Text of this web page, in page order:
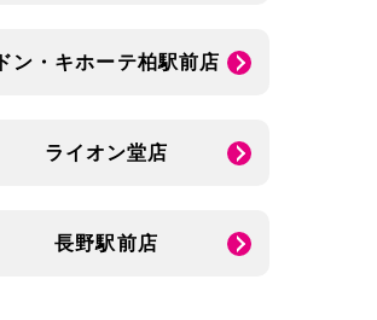
ドン・キホーテ柏駅前店
ライオン堂店
長野駅前店